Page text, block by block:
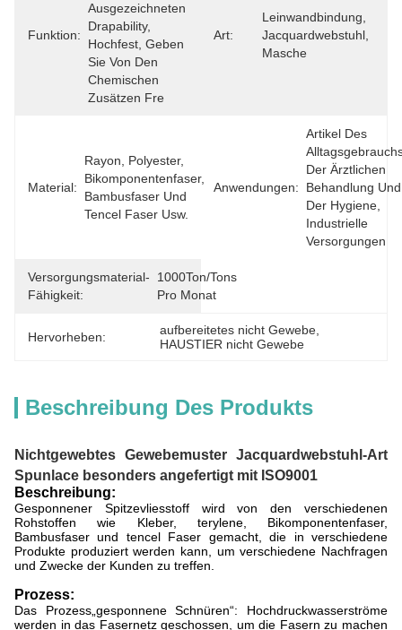
Funktion:
Ausgezeichneten
Drapability,
Hochfest, Geben
Sie Von Den
Chemischen
Zusätzen Fre
Art:
Leinwandbindung,
Jacquardwebstuhl,
Masche
Material:
Rayon, Polyester,
Bikomponentenfaser,
Bambusfaser Und
Tencel Faser Usw.
Anwendungen:
Artikel Des
Der Ärztlichen
Behandlung Und
Der Hygiene,
Industrielle
Versorgungen
Versorgungsmaterial-
Fähigkeit:
1000Ton/Tons
Pro Monat
Hervorheben: aufbereitetes nicht Gewebe
HAUSTIER nicht Gewebe
Beschreibung Des Produkts
Nichtgewebtes Gewebemuster Jacquardwebstuhl-Art
Spunlace besonders angefertigt mit ISO9001
Beschreibung:
Gesponnener Spitzevliesstoff wird von den verschiedenen
Rohstoffen wie Kleber, terylene, Bikomponentenfaser,
Bambusfaser und tencel Faser gemacht, die in verschiedene
Produkte produziert werden kann, um verschiedene Nachfragen
und Zwecke der Kunden zu treffen.
Prozess:
Das Prozess„gesponnene Schnüren“: Hochdruckwasserströme
werden in das Fasernetz geschossen, um die Fasern zu machen